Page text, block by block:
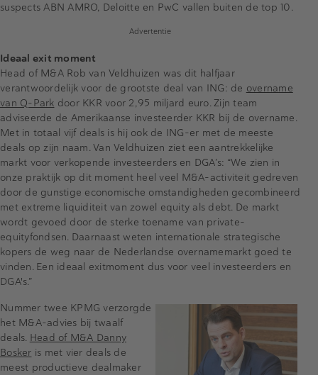
suspects ABN AMRO, Deloitte en PwC vallen buiten de top 10.
Advertentie
Ideaal exit moment
Head of M&A Rob van Veldhuizen was dit halfjaar
verantwoordelijk voor de grootste deal van ING: de overname
van Q-Park door KKR voor 2,95 miljard euro. Zijn team
adviseerde de Amerikaanse investeerder KKR bij de overname.
Met in totaal vijf deals is hij ook de ING-er met de meeste
deals op zijn naam. Van Veldhuizen ziet een aantrekkelijke
markt voor verkopende investeerders en DGA’s: “We zien in
onze praktijk op dit moment heel veel M&A-activiteit gedreven
door de gunstige economische omstandigheden gecombineerd
met extreme liquiditeit van zowel equity als debt. De markt
wordt gevoed door de sterke toename van private-
equityfondsen. Daarnaast weten internationale strategische
kopers de weg naar de Nederlandse overnamemarkt goed te
vinden. Een ideaal exitmoment dus voor veel investeerders en
DGA's.”
Nummer twee KPMG verzorgde
het M&A-advies bij twaalf
deals. Head of M&A Danny
Bosker is met vier deals de
meest productieve dealmaker